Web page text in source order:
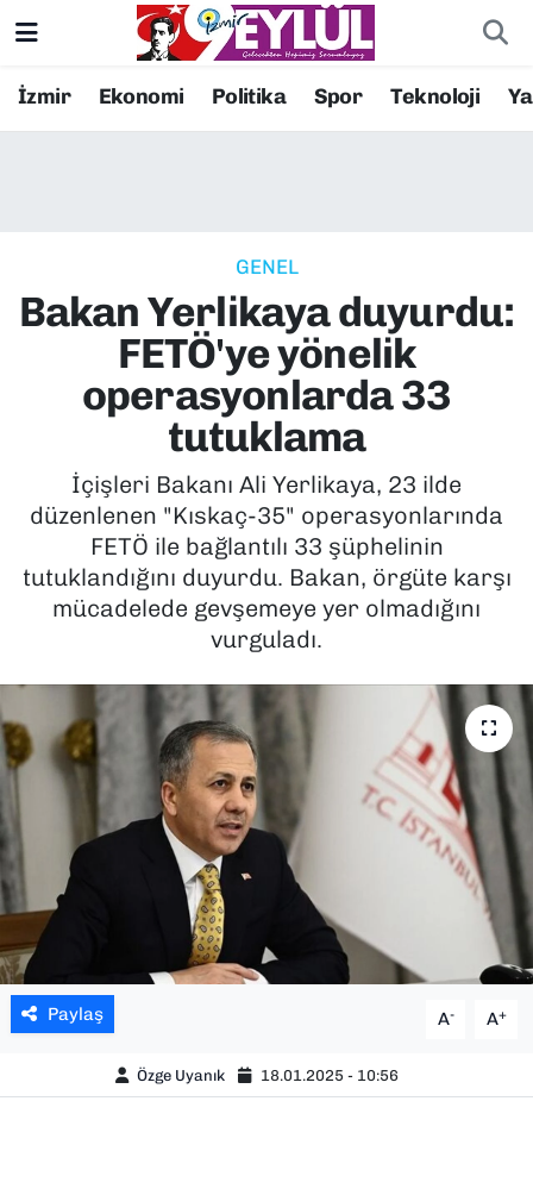
İzmir Ekonomi Politika Spor Teknoloji
GENEL
Bakan Yerlikaya duyurdu:
FETÖ'ye yönelik
operasyonlarda 33
tutuklama
İçişleri Bakanı Ali Yerlikaya, 23 ilde
düzenlenen "Kıskaç-35" operasyonlarında
FETÖ ile bağlantılı 33 şüphelinin
tutuklandığını duyurdu. Bakan, örgüte karşı
mücadelede gevşemeye yer olmadığını
vurguladı.
Paylaş A- A+
Özge Uyanık 18.01.2025 - 10:56
Resmi İlanlar
EKONOMİ
KÜLTÜR SANAT
POLİTİKA
SAĞLIK
TEKNOLOJİ
YAŞAM
YEREL YÖNETİMLER
Konak Nöbetçi Eczaneler
Süper Lig Puan Durumu ve Fikstür
Tüm Manşetler
Son Dakika Haberleri
Haber Arşivi